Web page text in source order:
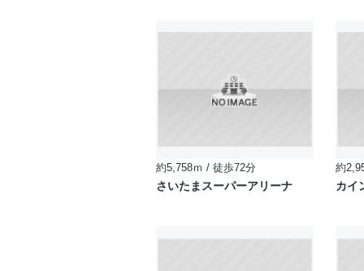
約5,758ｍ / 徒歩72分
さいたまスーパーアリーナ
約
カイ